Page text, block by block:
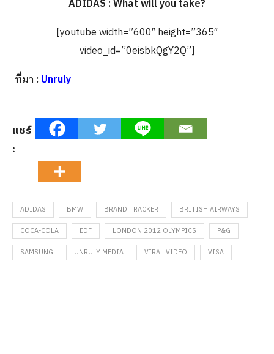
ADIDAS : What will you take?
[youtube width=”600″ height=”365″
video_id=”0eisbkQgY2Q”]
ที่มา :Unruly
แชร์
:
ADIDAS BMW BRAND TRACKER
BRITISH AIRWAYS
COCA-COLA
EDF LONDON 2012 OLYMPICS
P&G
SAMSUNG
UNRULY MEDIA VIRAL VIDEO VISA